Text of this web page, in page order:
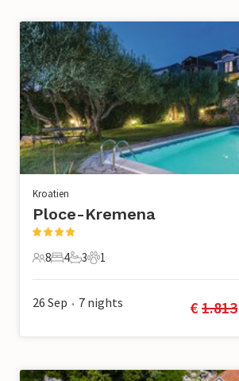
Kroatien
Ploce-Kremena
8 Gäste
8
4 Schlafzimmer
4
3 Badezimmer
3
1 Haustier
1
26 Sep • 7 nights € 1.813